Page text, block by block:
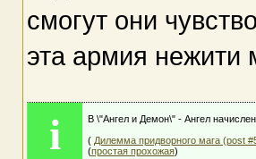
смогут они
эта армия нежити
i
В \"Ангел и Демон\" - Ангел
( Дилемма придворного мага (post
(простая прохожая)